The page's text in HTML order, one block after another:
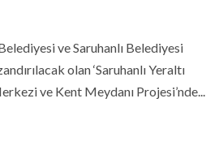
ve Saruhanlı Belediyesi
olan ‘Saruhanlı Yeraltı
ve Kent Meydanı Projesi’nde...